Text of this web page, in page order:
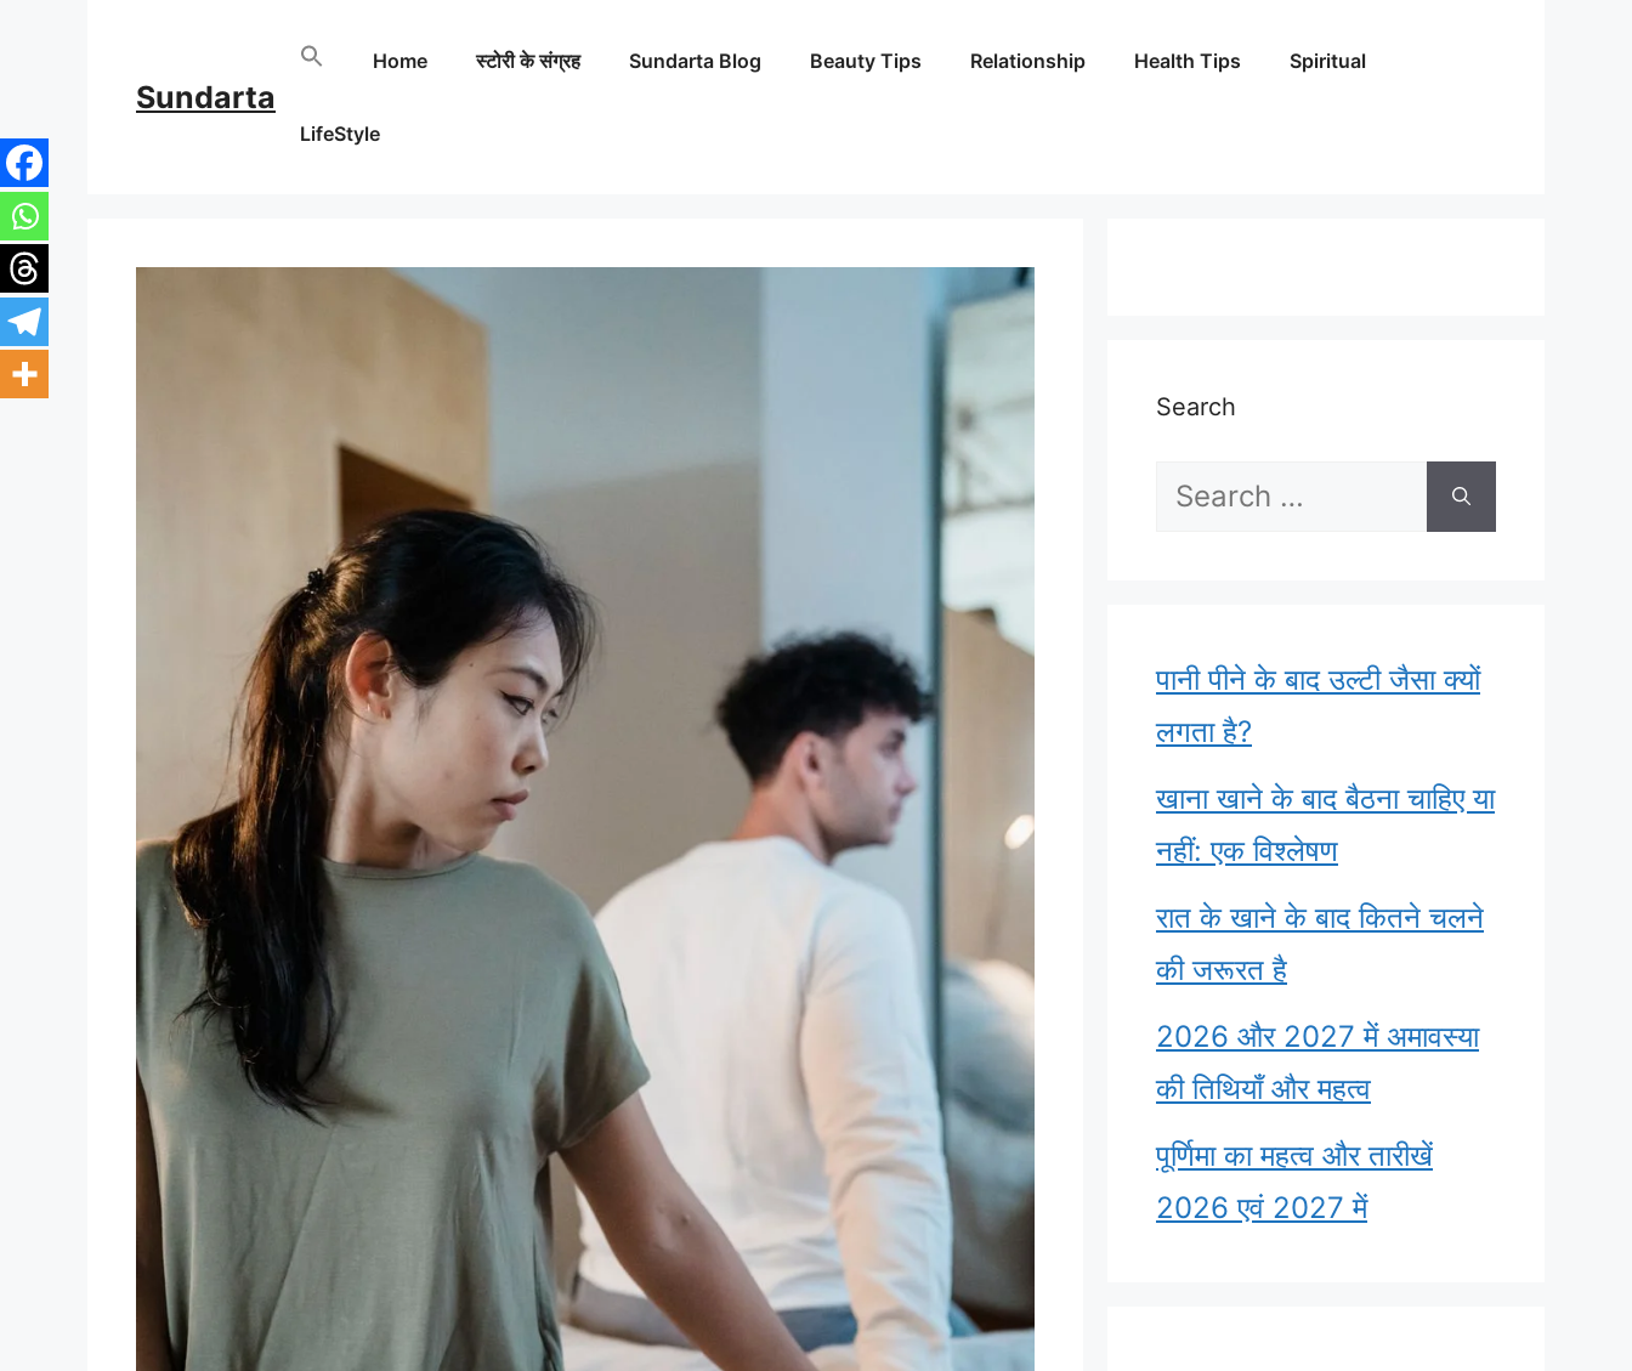
content
Sundarta
Home स्टोरी के संग्रह Sundarta Blog Beauty Tips Relationship Health Tips Spiritual
LifeStyle
Search
Search
पानी पीने के बाद उल्टी जैसा क्यों
लगता है?
खाना खाने के बाद बैठना चाहिए या
नहीं: एक विश्लेषण
रात के खाने के बाद कितने चलने
की जरूरत है
2026 और 2027 में अमावस्या
की तिथियाँ और महत्व
पूर्णिमा का महत्व और तारीखें
2026 एवं 2027 में